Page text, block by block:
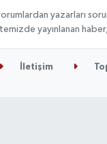
yazarları
yayınlanan
İletişim